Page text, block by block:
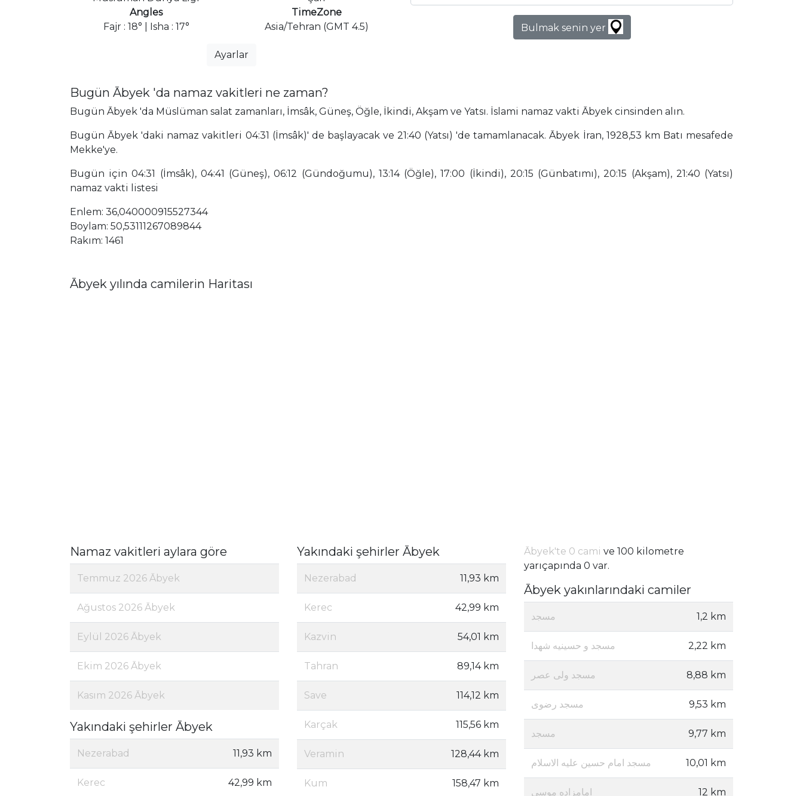
Angles
Fajr : 18° | Isha : 17°
TimeZone
Asia/Tehran (GMT 4.5)
Ayarlar
Bulmak senin yer
Bugün Ābyek 'da namaz vakitleri ne zaman?
Bugün Ābyek 'da Müslüman salat zamanları, İmsâk, Güneş, Öğle, İkindi, Akşam ve Yatsı. İslami namaz vakti Ābyek cinsinden alın.
Bugün Ābyek 'daki namaz vakitleri 04:31 (İmsâk)' de başlayacak ve 21:40 (Yatsı) 'de tamamlanacak. Ābyek İran, 1928,53 km Batı mesafede
Mekke'ye.
Bugün için 04:31 (İmsâk), 04:41 (Güneş), 06:12 (Gündoğumu), 13:14 (Öğle), 17:00 (İkindi), 20:15 (Günbatımı), 20:15 (Akşam), 21:40 (Yatsı)
namaz vakti listesi
Enlem: 36,040000915527344
Boylam: 50,53111267089844
Rakım: 1461
Ābyek yılında camilerin Haritası
Namaz vakitleri aylara göre
Temmuz 2026 Ābyek
Ağustos 2026 Ābyek
Eylül 2026 Ābyek
Ekim 2026 Ābyek
Kasım 2026 Ābyek
Yakındaki şehirler Ābyek
Nezerabad 11,93 km
Kerec 42,99 km
Yakındaki şehirler Ābyek
Nezerabad 11,93 km
Kerec 42,99 km
Kazvin 54,01 km
Tahran 89,14 km
Save 114,12 km
Karçak 115,56 km
Veramin 128,44 km
Kum 158,47 km
Ābyek'te 0 cami ve 100 kilometre
yarıçapında 0 var.
Ābyek yakınlarındaki camiler
مسجد 1,2 km
مسجد و حسینیه شهدا 2,22 km
مسجد ولی عصر 8,88 km
مسجد رضوی 9,53 km
مسجد 9,77 km
مسجد امام حسین علیه الاسلام 10,01 km
امامزاده موسی 12 km